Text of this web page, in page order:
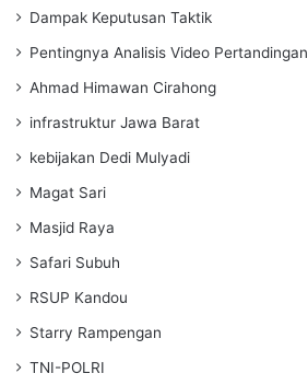
Dampak Keputusan Taktik
Pentingnya Analisis Video Pertandingan
Ahmad Himawan Cirahong
infrastruktur Jawa Barat
kebijakan Dedi Mulyadi
Magat Sari
Masjid Raya
Safari Subuh
RSUP Kandou
Starry Rampengan
TNI-POLRI